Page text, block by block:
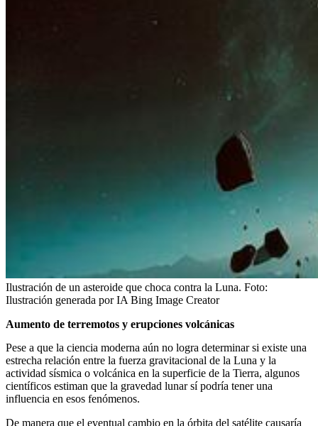
Ilustración de un asteroide que choca contra la Luna. Foto:
Ilustración generada por IA Bing Image Creator
Aumento de terremotos y erupciones volcánicas
Pese a que la ciencia moderna aún no logra determinar si existe una
estrecha relación entre la fuerza gravitacional de la Luna y la
actividad sísmica o volcánica en la superficie de la Tierra, algunos
científicos estiman que la gravedad lunar sí podría tener una
influencia en esos fenómenos.
De manera que el eventual cambio en la órbita del satélite causaría